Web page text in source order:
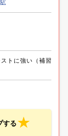
トに強い（補習
する